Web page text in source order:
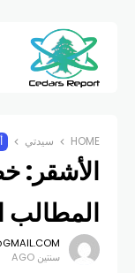
HOME سيدتي
الأشقر:
المطالب
سنتين AGO